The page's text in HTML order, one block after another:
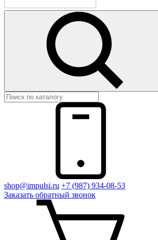
shop@impulsi.ru +7 (987) 934-08-53
Заказать обратный звонок